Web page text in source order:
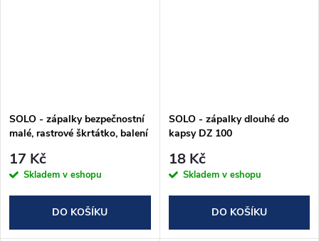
SOLO - zápalky bezpečnostní
malé, rastrové škrtátko, balení
17 Kč
Skladem v eshopu
DO KOŠÍKU
SOLO - zápalky dlouhé do
kapsy DZ 100
18 Kč
Skladem v eshopu
DO KOŠÍKU